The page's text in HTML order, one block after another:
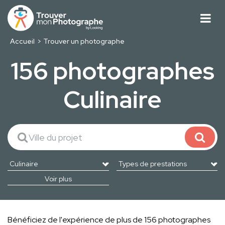
Accueil Trouver un photographe
156 photographes
Culinaire
Voir plus
Bénéficiez de l'expérience de plus de 156 photographes